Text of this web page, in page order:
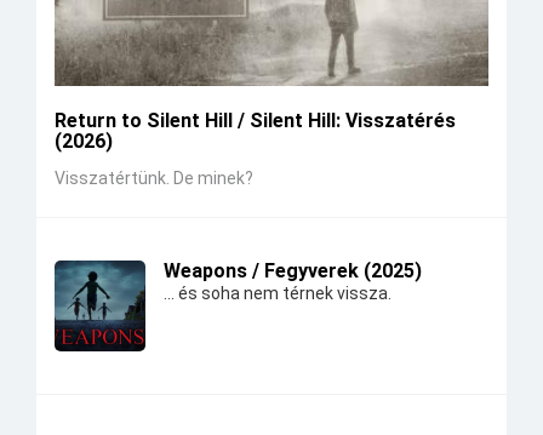
Return to Silent Hill / Silent Hill: Visszatérés
(2026)
Visszatértünk. De minek?
Weapons / Fegyverek (2025)
... és soha nem térnek vissza.